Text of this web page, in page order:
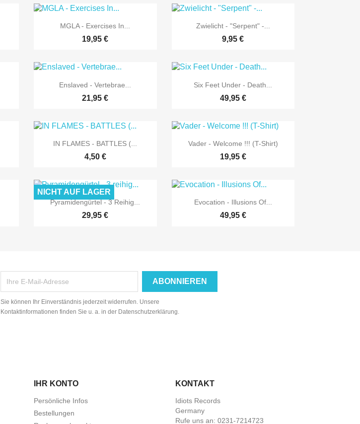
 Vorschau
MGLA - Exercises In...
19,95 €
 Vorschau
Zwielicht - "Serpent" -...
9,95 €
 Vorschau
Enslaved - Vertebrae...
21,95 €
 Vorschau
Six Feet Under - Death...
49,95 €
 Vorschau
IN FLAMES - BATTLES (...
4,50 €
 Vorschau
Vader - Welcome !!! (T-Shirt)
19,95 €
 Vorschau
Pyramidengürtel - 3 Reihig...
29,95 €
NICHT AUF LAGER
 Vorschau
Evocation - Illusions Of...
49,95 €
Sie können Ihr Einverständnis jederzeit widerrufen. Unsere
Kontaktinformationen finden Sie u. a. in der Datenschutzerklärung.
IHR KONTO
Persönliche Infos
Bestellungen
KONTAKT
Idiots Records
Germany
Rufe uns an: 0231-7214723